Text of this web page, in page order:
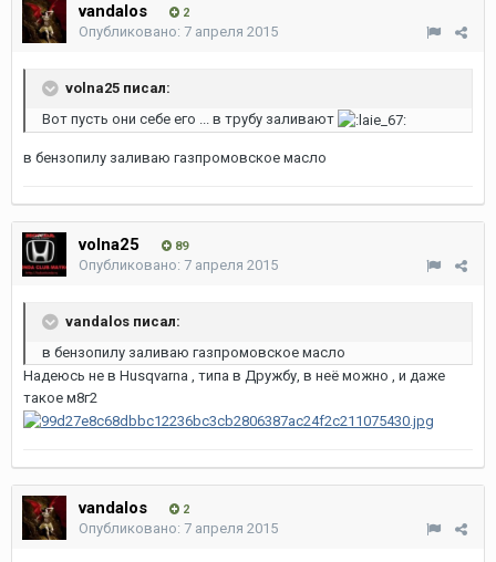
vandalos 2
Опубликовано: 7 апреля 2015
volna25 писал:
Вот пусть они себе его ... в трубу заливают
в бензопилу заливаю газпромовское масло
volna25 89
Опубликовано: 7 апреля 2015
vandalos писал:
в бензопилу заливаю газпромовское масло
Надеюсь не в Husqvarna , типа в Дружбу, в неё можно , и даже
такое м8г2
vandalos 2
Опубликовано: 7 апреля 2015